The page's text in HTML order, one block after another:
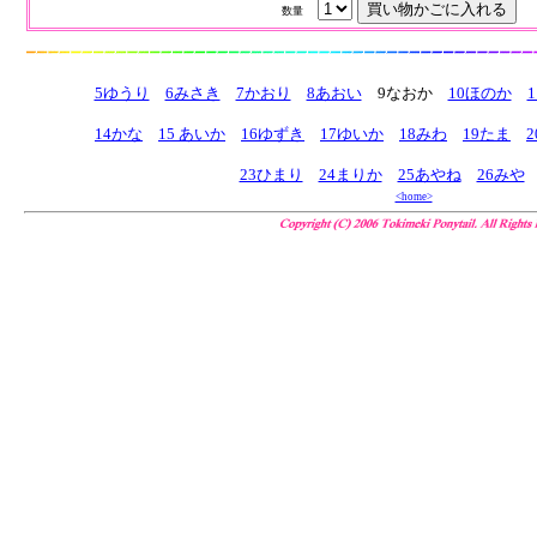
数量
5ゆうり 6みさき 7かおり 8あおい9なおか 10ほのか
14かな 15 あいか 16ゆずき 17ゆいか 18みわ 19たま
23ひまり 24まりか 25あやね 26みや
<home>